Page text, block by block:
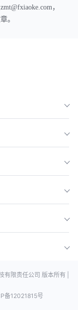
，
。
有限责任公司 版本所有 |
备12021815号